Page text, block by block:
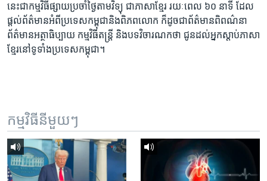
ស្វែង​
ភាសា
នេះ​ជា​កម្ម​វិធី​ផ្សាយ​ប្រចាំ​ថ្ងៃ​តាម​វិទ្យុ ​ជាភាសា​ខ្មែរ​ រយៈ​ពេល​ ៦០​ នាទី ដែល​
ផ្តល់​ព័ត៌មាន​អំពី​ប្រទេស​កម្ពុជា​និង​ពិភព​លោក ​ក៏ដូច​ជា​ព័ត៌មាន​ពិពណ៌នា
ព័ត៌មាន​អត្ថាធិប្បាយ​ កម្ម​វិធី​តន្ត្រី ​និង​បទ​វិចារណកថា​ ជូន​ដល់​អ្នក​ស្តាប់​ភាសា​
ខ្មែរ​នៅ​ទូទាំង​ប្រទេស​កម្ពុជា។
កម្មវិធី​នីមួយៗ